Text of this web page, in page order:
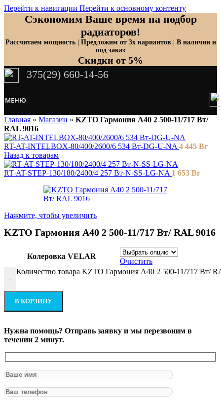
Перейти к навигации Перейти к основному контенту
Сэкономим Ваше время на подбор
радиаторов!
Рассчитаем мощность | Предложим от 3х вариантов | В наличии и
под заказ
Скидки от 5%
375(29) 660-14-56
МЕНЮ
Главная » Магазин » KZTO Гармония А40 2 500-11/717 Вт/
RAL 9016
RT-AT-INTELBOX-80/400/2600/6 534 Вт-DG-U-NA 4 445 Br
Назад к товарам
RT-AT-STEP-130/180/2400/4 257 Вт-N-SS-LG-NA 1 653 Br
Нажмите, чтобы увеличить
KZTO Гармония А40 2 500-11/717 Вт/ RAL 9016
Колеровка VELAR
Очистить
-
Количество товара KZTO Гармония А40 2 500-11/717 Вт/
В КОРЗИНУ
Нужна помощь? Отправь заявку и мы перезвоним в
течении 2 минут.